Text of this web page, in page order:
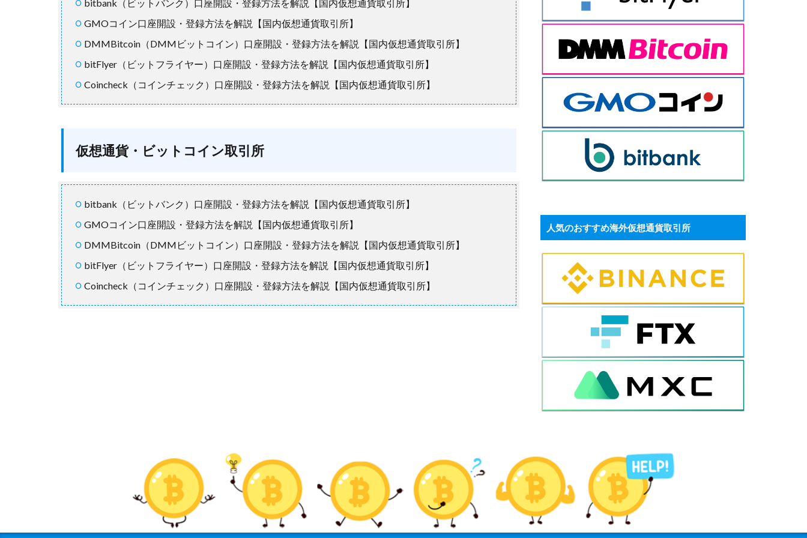
bitbank（ビットバンク）口座開設・登録方法を解説【国内仮想通貨取引所】
GMOコイン口座開設・登録方法を解説【国内仮想通貨取引所】
DMMBitcoin（DMMビットコイン）口座開設・登録方法を解説【国内仮想通貨取引所】
bitFlyer（ビットフライヤー）口座開設・登録方法を解説【国内仮想通貨取引所】
Coincheck（コインチェック）口座開設・登録方法を解説【国内仮想通貨取引所】
仮想通貨・ビットコイン取引所
bitbank（ビットバンク）口座開設・登録方法を解説【国内仮想通貨取引所】
GMOコイン口座開設・登録方法を解説【国内仮想通貨取引所】
DMMBitcoin（DMMビットコイン）口座開設・登録方法を解説【国内仮想通貨取引所】
bitFlyer（ビットフライヤー）口座開設・登録方法を解説【国内仮想通貨取引所】
Coincheck（コインチェック）口座開設・登録方法を解説【国内仮想通貨取引所】
人気のおすすめ海外仮想通貨取引所